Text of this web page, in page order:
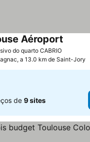
do quarto CABRIOVer
Aéroport
a 13.0 km de Saint-Jory
de 9 sites